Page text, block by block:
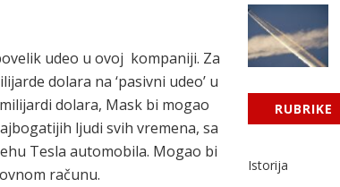
udeo u ovoj kompaniji. Za
dolara na ‘pasivni udeo’ u
dolara, Mask bi mogao
ljudi svih vremena, sa
Tesla automobila. Mogao bi
računu.
RUBRIKE
Istorija